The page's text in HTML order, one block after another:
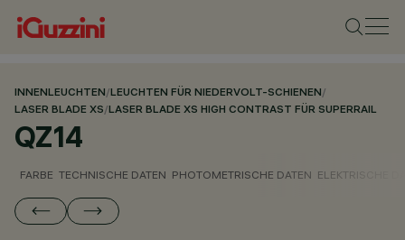
INNENLEUCHTEN/LEUCHTEN FÜR NIEDERVOLT-SCHIENEN/
LASER BLADE XS/LASER BLADE XS HIGH CONTRAST FÜR SUPERRAIL
QZ14
FARBE TECHNISCHE DATEN PHOTOMETRISCHE DATEN ELEKTRISCHE